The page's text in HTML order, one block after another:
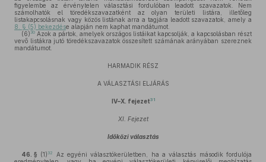
figyelembe az érvénytelen választási fordulóban leadott szavazatok. Nem
számolhatók el töredékszavazatként az olyan területi listára, illetőleg
listakapcsolásnak vagy közös listának arra a tagjára leadott szavazatok, amely a
8. § (5) bekezdése alapján nem kaphat mandátumot.
(6) 30 Azok a pártok, amelyek országos listáikat kapcsolják, a kapcsolásban részt
vevő listákra jutó töredékszavazatok összesített számának arányában szereznek
mandátumot.
HARMADIK RÉSZ
A VÁLASZTÁSI ELJÁRÁS
IV–X. fejezet31
XI. Fejezet
Időközi választás
46. § (1)32
Az egyéni választókerületben, ha a választás második fordulója